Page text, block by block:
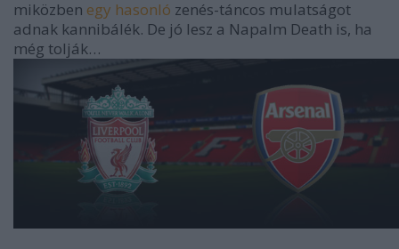
miközben egy hasonló zenés-táncos mulatságot
adnak kannibálék. De jó lesz a Napalm Death is, ha
még tolják…